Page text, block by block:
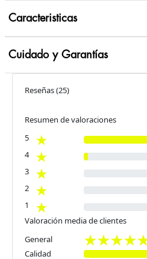
Caracteristicas
Cuidado y Garantías
Reseñas(25)
Resumen de valoraciones
5
4
3
2
1
Valoración media de clientes
General
Calidad